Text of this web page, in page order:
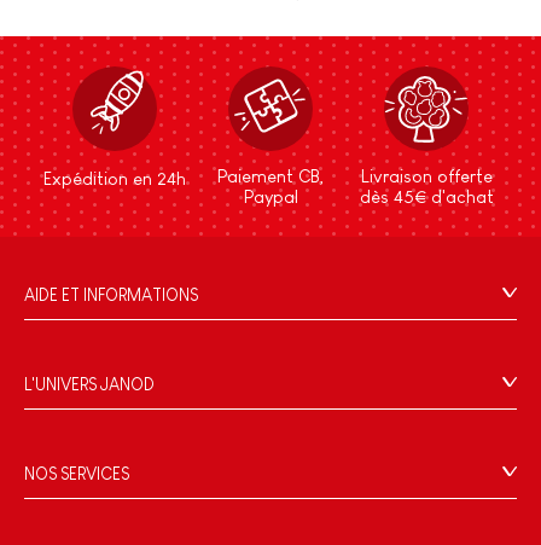
Expédition en 24h
Paiement CB,
Paypal
Livraison offerte
dès 45€ d'achat
AIDE ET INFORMATIONS
FAQ
Contact
Rappel Produits
L'UNIVERS JANOD
Le design
Blog Conseils d'Experts
NOS SERVICES